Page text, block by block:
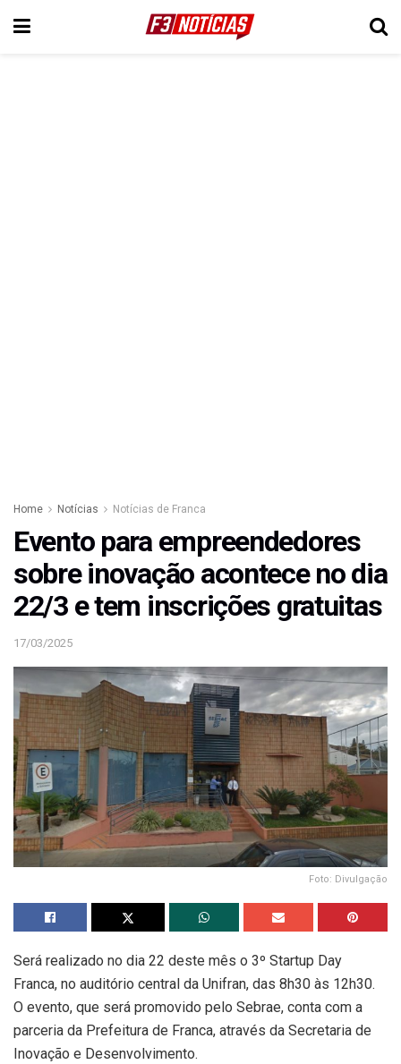
Home Notícias Notícias de Franca
Evento para empreendedores
sobre inovação acontece no dia
22/3 e tem inscrições gratuitas
17/03/2025
Foto: Divulgação
Será realizado no dia 22 deste mês o 3º Startup Day
Franca, no auditório central da Unifran, das 8h30 às 12h30.
O evento, que será promovido pelo Sebrae, conta com a
parceria da Prefeitura de Franca, através da Secretaria de
Inovação e Desenvolvimento.